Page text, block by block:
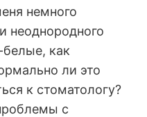
немного
неоднородного
белые, как
ли это
к стоматологу?
с